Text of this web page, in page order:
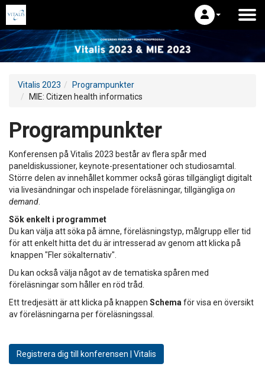
Vitalis 2023
Programpunkter
MIE: Citizen health informatics
Programpunkter
Konferensen på Vitalis 2023 består av flera spår med
paneldiskussioner, keynote-presentationer och studiosamtal.
Större delen av innehållet kommer också göras tillgängligt digitalt
via livesändningar och inspelade föreläsningar, tillgängliga on
demand
Sök enkelt i programmet
Du kan välja att söka på ämne, föreläsningstyp, målgrupp eller tid
för att enkelt hitta det du är intresserad av genom att klicka på
knappen "Fler sökalternativ".
Du kan också välja något av de tematiska spåren med
föreläsningar som håller en röd tråd.
Ett tredjesätt är att klicka på knappen Schema för visa en översikt
av föreläsningarna per föreläsningssal.
Registrera dig till konferensen | Vitalis